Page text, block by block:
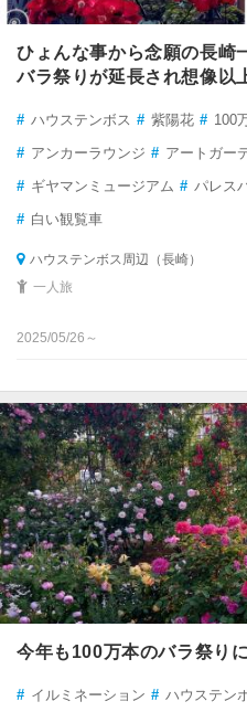
ひょんな事から念願の長崎
バラ祭りが延長され想像
# ハウステンボス # 紫陽花 # 100
# アンカーラウンジ # アートガー
# ギヤマンミュージアム # パレス
# 白い観覧車
ハウステンボス周辺（長崎）
一人旅
2025/05/26～
今年も100万本のバラ祭り
# イルミネーション # ハウステン